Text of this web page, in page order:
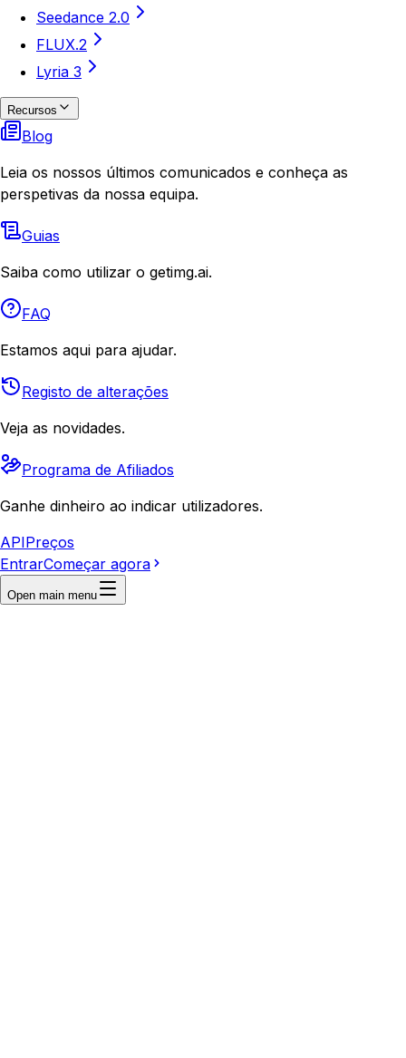
Seedance 2.0
FLUX.2
Lyria 3
Recursos
Blog
Leia os nossos últimos comunicados e conheça as
perspetivas da nossa equipa.
Guias
Saiba como utilizar o getimg.ai.
FAQ
Estamos aqui para ajudar.
Registo de alterações
Veja as novidades.
Programa de Afiliados
Ganhe dinheiro ao indicar utilizadores.
APIPreços
EntrarComeçar agora
Open main menu